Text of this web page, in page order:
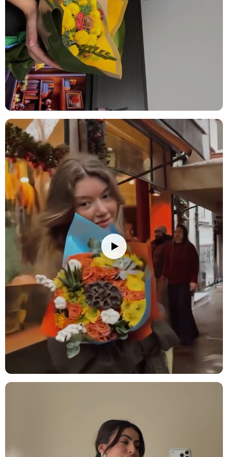
Mirkeladus:Aranjmana karakter katan, gösterişli ve sanatsal bir
görünüm sunar.
Sholu Berry (Kuru Bitki):Minimalist ama etkileyici, zarif bir final
dokunuşudur.
Kullanım Alanları ve Öneriler
Tasarım çiçek aranjmanı, doğal güzelliğiyle her ortama uyum sağlar
ve bulunduğu alanı duygusal bir atmosfere bürür. Bu aranjmanı
değerlendirebileceğiniz alanlar ve öneriler:
Ev Dekorasyonu:
Oturma odası, antre veya yemek masası üzerinde
sıcak ve doğal bir atmosfer yaratmak için mükemmeldir. Özellikle
rustik veya bohem dekorasyon tarzlarıyla kusursuz bir uyum sağlar.
Ofis Masası:Yoğun çalışma ortamınıza biraz doğa ferahlığı katmak
ve motivasyonu artırmak için ideal bir seçimdir.
Kafe / Butik Alanları:
Görsel sunum ve ambiyansa önem verilen
mekânlarda masalar ya da tezgâh üstü süsleme olarak
değerlendirilebilir.
Etkinlikler ve Organizasyonlar:Lansman, davet, gala ya da düğün
masalarında sofistike bir detay olarak kullanılabilir.
Fotoğraf Köşeleri:
Sosyal medya paylaşımları için şık bir fon veya
fotoğraf çekimlerinde konsept tamamlayıcısı olarak tercih edilebilir.
Bakım İpuçları
Çiçek buketinizi/vazonuzu eve getirdiğinizde, ambalajını açıp varsa
iplerini çözün. Çiçeklerin daha fazla su çekebilmesi için alt
yaprakları temizleyin ve saplarını 2-3 cm kadar, suyun altında
tutarak kesin. Çiçekleri yerleştireceğiniz vazoyu iyice temizleyin ve
vazoya oda sıcaklığında su doldurun; su seviyesini sapların yarısına
kadar gelecek şekilde ayarlamaya dikkat edin. Vazonuza bir paket
çiçek besini eklemeyi unutmayın. Çiçeklerinizi direkt güneş
ışığından, rüzgardan ve ısı kaynaklarından (radyatör, klima, soba
gibi) uzak tutun. Su seviyesini her gün kontrol ederek değiştirin ve
her su değişiminde sapları 0.5-1 cm kadar tekrar kesin. Ayrıca, suyu
klorsuz ve dinlenmiş su ile değiştirmek çiçeklerinizin ömrünü
uzatmanızı sağlayacaktır. Solan veya kuruyan çiçekleri temizleyerek
diğer çiçeklerin daha uzun süre taze kalmasını sağlayabilirsiniz.
Stok durumuna göre ürünlerde ufak değişiklikler olabilir.
Ürün Kodu: